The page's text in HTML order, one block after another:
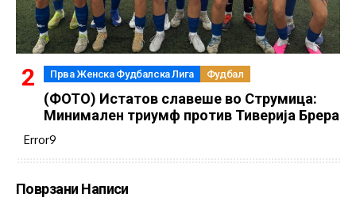
Прва Женска Фудбалска Лига Фудбал
(ФОТО) Истатов славеше во Струмица:
Минимален триумф против Тиверија Брера
Error9
Поврзани Написи